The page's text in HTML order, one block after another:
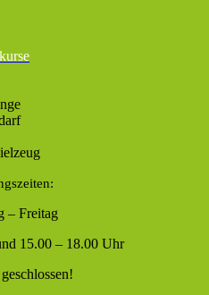
– Freitag
15.00 – 18.00 Uhr